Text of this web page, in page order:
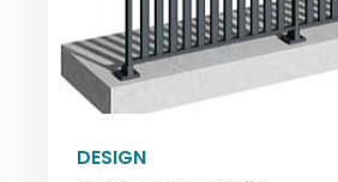
DESIGN